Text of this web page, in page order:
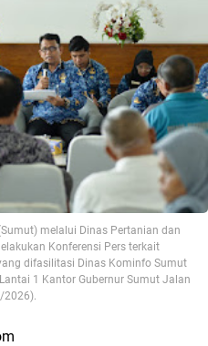
melalui Dinas Pertanian dan
Konferensi Pers terkait
difasilitasi Dinas Kominfo Sumut
1 Kantor Gubernur Sumut Jalan
2026).